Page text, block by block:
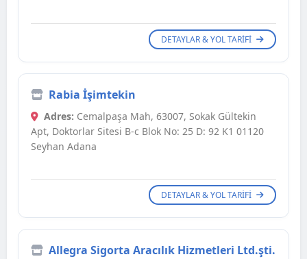
DETAYLAR & YOL TARIFI
Rabia İşimtekin
Adres: Cemalpaşa Mah, 63007, Sokak Gültekin
Apt, Doktorlar Sitesi B-c Blok No: 25 D: 92 K1 01120
Seyhan Adana
DETAYLAR & YOL TARIFI
Allegra Sigorta Aracılık Hizmetleri Ltd.şti.